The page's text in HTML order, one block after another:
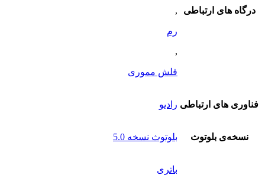
درگاه های ارتباطی
,
رم
,
فلش مموری
فناوری های ارتباطی رادیو
نسخه‌ی بلوتوث بلوتوث نسخه 5.0
باتری